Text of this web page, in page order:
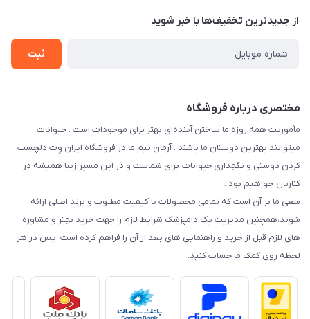
تماس با ما
سوالات متداول
شرایط ارسال رایگان
از جدید‌ترین تخفیف‌ها با‌ خبر شوید
ثبت
مختصری درباره فروشگاه
مأموریت همه روزه ما ساختن آینده‌ای بهتر برای موجودات است . حیوانات
میتوانند بهترین دوستان ما باشند . آرمان تیم ما در فروشگاه ایران وِت دلچسب
کردن دوستی و نگهداری حیوانات برای شماست و در این مسیر زیبا همیشه در
کنارتان خواهیم بود .
سعی ما بر آن است که تمامی محصولات با کیفیت مطلوب و برند اصلی ارائه
شوند،همچنین مدیریت یک دامپزشک شرایط لازم را جهت خرید بهتر و مشاوره
های لازم قبل از خرید و راهنمایی های بعد از آن را فراهم کرده است ،پس در هر
لحظه روی کمک ما حساب کنید.